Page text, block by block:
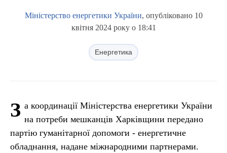
Міністерство енергетики України, опубліковано 10
квітня 2024 року о 18:41
Енергетика
З а координації Міністерства енергетики України
на потреби мешканців Харківщини передано
партію гуманітарної допомоги - енергетичне
обладнання, надане міжнародними партнерами.